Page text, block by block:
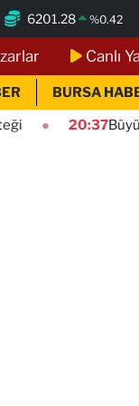
6201.28 %0.42
Canlı
BURSA
Büyükçekmece